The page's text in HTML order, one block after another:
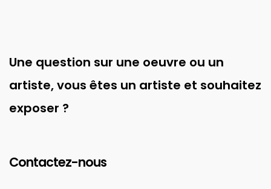
Une question sur une oeuvre ou un
artiste, vous êtes un artiste et souhaitez
exposer ?
Contactez-nous